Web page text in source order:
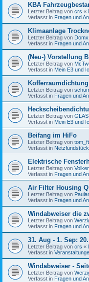
KBA
Letzter Beitrag von crs «
Verfasst in Fragen und
Klimaanlage
Letzter Beitrag von
Verfasst in Fragen und
(Neu-) Vorstellung
Letzter Beitrag von
Verfasst in Mein E3 und
Kofferraumdichtung
Letzter Beitrag von
Verfasst in Fragen und
Letzter Beitrag von
Verfasst in Mein E3 und
Beifang im HiFo
Letzter Beitrag von
Verfasst in
Elektrische
Letzter Beitrag von
Verfasst in Fragen und
Air Filter Housing
Letzter Beitrag von
Verfasst in Fragen und
Windabweiser die
Letzter Beitrag von
Verfasst in Fragen und
31. Aug - 1. Sep:
Letzter Beitrag von crs «
Verfasst in
Windabweiser -
Letzter Beitrag von
Verfasst in Fragen und